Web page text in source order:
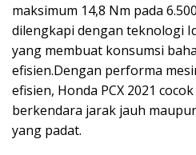
maksimum 14,8 Nm pada
dilengkapi dengan teknologi
yang membuat konsumsi
efisien.Dengan performa
efisien, Honda PCX 2021
berkendara jarak jauh
yang padat.